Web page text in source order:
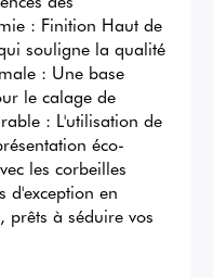
: Finition Haut de
souligne la qualité
: Une base
le calage de
: L'utilisation de
éco-
les corbeilles
d'exception en
prêts à séduire vos